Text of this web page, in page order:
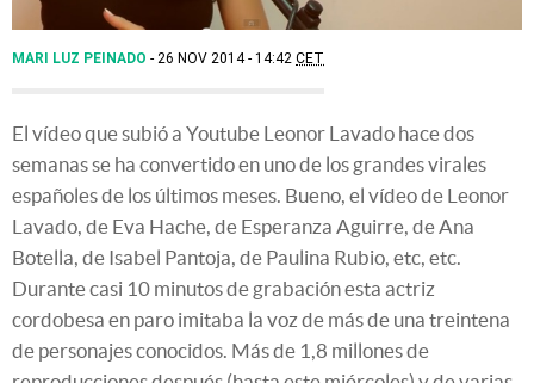
MARI LUZ PEINADO 26 NOV 2014 - 14:42 CET
El vídeo que subió a Youtube Leonor Lavado hace dos
semanas se ha convertido en uno de los grandes virales
españoles de los últimos meses. Bueno, el vídeo de Leonor
Lavado, de Eva Hache, de Esperanza Aguirre, de Ana
Botella, de Isabel Pantoja, de Paulina Rubio, etc, etc.
Durante casi 10 minutos de grabación esta actriz
cordobesa en paro imitaba la voz de más de una treintena
de personajes conocidos. Más de 1,8 millones de